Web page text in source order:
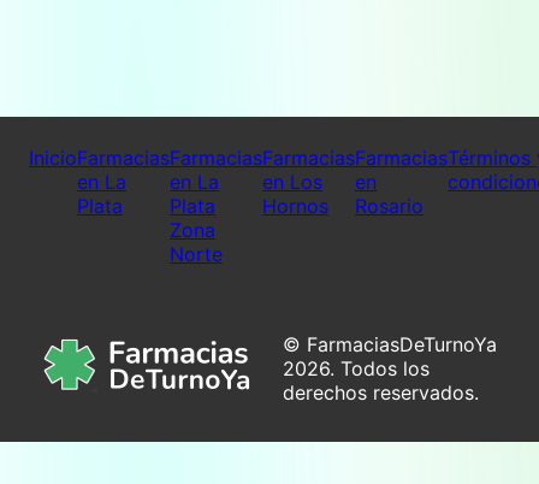
InicioFarmacias
en La
Plata
Farmacias
en La
Plata
Zona
Norte
Farmacias
en Los
Hornos
Farmacias
en
Rosario
Términos
© FarmaciasDeTurnoYa
2026. Todos los
derechos reservados.